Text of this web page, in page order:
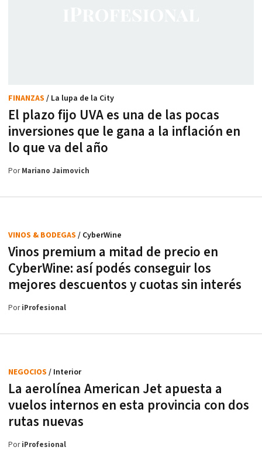
El plazo fijo UVA es una de las pocas
inversiones que le gana a la inflación en
lo que va del año
FINANZAS / La lupa de la City
PorMariano Jaimovich
Vinos premium a mitad de precio en
CyberWine: así podés conseguir los
mejores descuentos y cuotas sin interés
VINOS & BODEGAS / CyberWine
PoriProfesional
La aerolínea American Jet apuesta a
vuelos internos en esta provincia con dos
rutas nuevas
NEGOCIOS / Interior
PoriProfesional